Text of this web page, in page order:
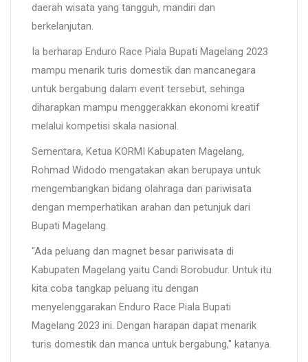
daerah wisata yang tangguh, mandiri dan
berkelanjutan.
Ia berharap Enduro Race Piala Bupati Magelang 2023
mampu menarik turis domestik dan mancanegara
untuk bergabung dalam event tersebut, sehinga
diharapkan mampu menggerakkan ekonomi kreatif
melalui kompetisi skala nasional.
Sementara, Ketua KORMI Kabupaten Magelang,
Rohmad Widodo mengatakan akan berupaya untuk
mengembangkan bidang olahraga dan pariwisata
dengan memperhatikan arahan dan petunjuk dari
Bupati Magelang.
"Ada peluang dan magnet besar pariwisata di
Kabupaten Magelang yaitu Candi Borobudur. Untuk itu
kita coba tangkap peluang itu dengan
menyelenggarakan Enduro Race Piala Bupati
Magelang 2023 ini. Dengan harapan dapat menarik
turis domestik dan manca untuk bergabung," katanya.